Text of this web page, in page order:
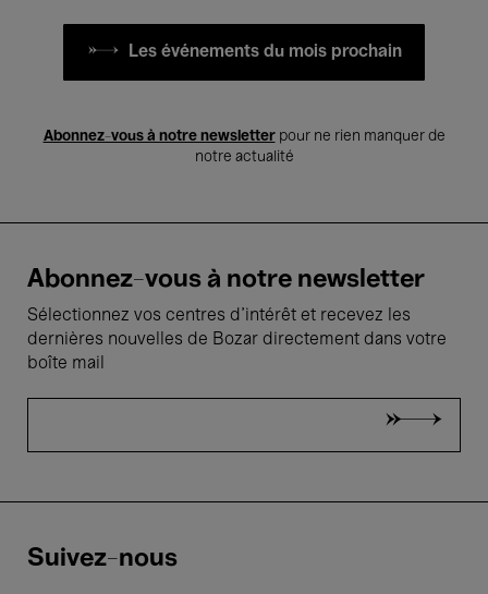
Les événements du mois prochain
Abonnez-vous à notre newsletterpour ne rien manquer de
notre actualité
Abonnez-vous à notre newsletter
Sélectionnez vos centres d'intérêt et recevez les
dernières nouvelles de Bozar directement dans votre
boîte mail
Suivez-nous